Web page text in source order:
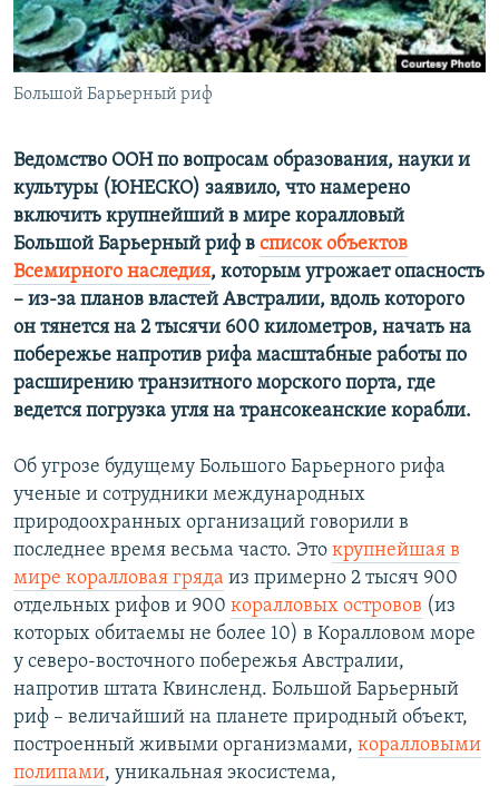
Հայերեն
English
Все сайты Радио Азатутюн
Большой Барьерный риф
Ведомство ООН по вопросам образования, науки и
культуры (ЮНЕСКО) заявило, что намерено
включить крупнейший в мире коралловый
Большой Барьерный риф в список объектов
Всемирного наследия, которым угрожает опасность
– из-за планов властей Австралии, вдоль которого
он тянется на 2 тысячи 600 километров, начать на
побережье напротив рифа масштабные работы по
расширению транзитного морского порта, где
ведется погрузка угля на трансокеанские корабли.
Об угрозе будущему Большого Барьерного рифа
ученые и сотрудники международных
природоохранных организаций говорили в
последнее время весьма часто. Это крупнейшая в
мире коралловая гряда из примерно 2 тысяч 900
отдельных рифов и 900 коралловых островов (из
которых обитаемы не более 10) в Коралловом море
у северо-восточного побережья Австралии,
напротив штата Квинсленд. Большой Барьерный
риф – величайший на планете природный объект,
построенный живыми организмами, коралловыми
полипами, уникальная экосистема,